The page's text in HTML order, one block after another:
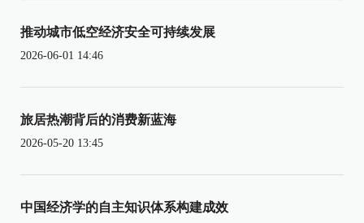
推动城市低空经济安全可持续发展
2026-06-01 14:46
旅居热潮背后的消费新蓝海
2026-05-20 13:45
中国经济学的自主知识体系构建成效